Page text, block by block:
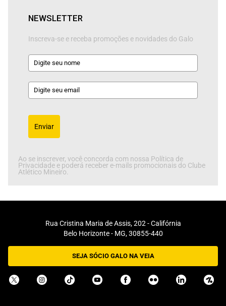
NEWSLETTER
Inscreva-se e receba promoções e novidades do Galo
Enviar
Ao se inscrever, você concorda com nossa Política de
Privacidade e poderá receber e-mails promocionais do Clube
Atlético Mineiro.
Rua Cristina Maria de Assis, 202 - Califórnia
Belo Horizonte - MG, 30855-440
SEJA SÓCIO GALO NA VEIA